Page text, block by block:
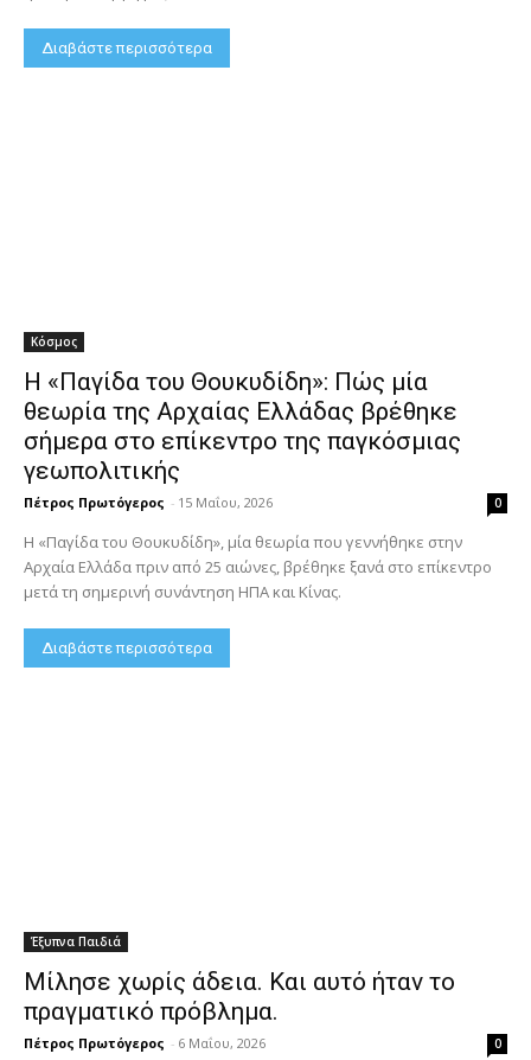
Διαβάστε περισσότερα
Κόσμος
Η «Παγίδα του Θουκυδίδη»: Πώς μία
θεωρία της Αρχαίας Ελλάδας βρέθηκε
σήμερα στο επίκεντρο της παγκόσμιας
γεωπολιτικής
Πέτρος Πρωτόγερος - 15 Μαΐου, 2026 0
Η «Παγίδα του Θουκυδίδη», μία θεωρία που γεννήθηκε στην
Αρχαία Ελλάδα πριν από 25 αιώνες, βρέθηκε ξανά στο επίκεντρο
μετά τη σημερινή συνάντηση ΗΠΑ και Κίνας.
Διαβάστε περισσότερα
Έξυπνα Παιδιά
Μίλησε χωρίς άδεια. Και αυτό ήταν το
πραγματικό πρόβλημα.
Πέτρος Πρωτόγερος - 6 Μαΐου, 2026 0